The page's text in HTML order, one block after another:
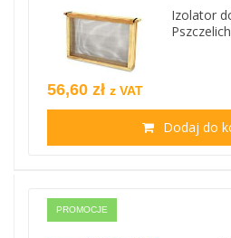
Izolator
56,60 zł z VAT
Dodaj do
PROMOCJE